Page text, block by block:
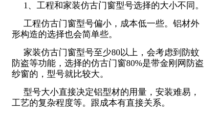
1、工程和家装仿古门窗型号选择的大小不同。
工程仿古门窗型号偏小，成本低一些。铝材外
形构造的选择也会简单些。
家装仿古门窗型号至少80以上，会考虑到防蚊
防盗等功能，选择的仿古门窗80%是带金刚网防盗
纱窗的，型号就比较大。
型号大小直接决定铝型材的用量，安装难易，
工艺的复杂程度等。跟成本有直接关系。